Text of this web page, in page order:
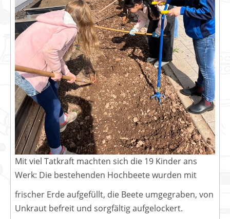
Mit viel Tatkraft machten sich die 19 Kinder ans
Werk: Die bestehenden Hochbeete wurden mit
frischer Erde aufgefüllt, die Beete umgegraben, von
Unkraut befreit und sorgfältig aufgelockert.